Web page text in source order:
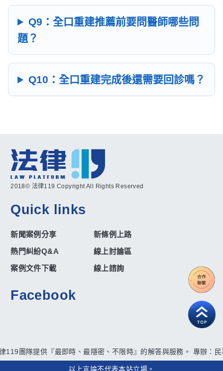
Q9：全口重建推薦前要問醫師哪些問
題？
Q10：全口重建完成後還需要回診嗎？
2018© 法律119 Copyright All Rights Reserved
Quick links
新聞案例分享
新條例上路
熱門糾紛Q&A
線上討論區
案例文件下載
線上諮詢
Facebook
119團隊提供『最即時、最隱密、不限時』的解答與服務。 專辦：
以上言論不代表本站立場。